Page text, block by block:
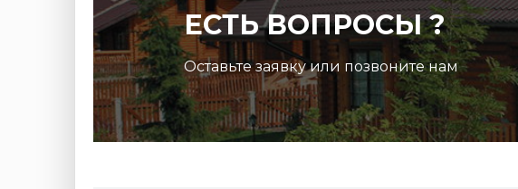
ЕСТЬ ВОПРОСЫ ?
Оставьте заявку или позвоните нам